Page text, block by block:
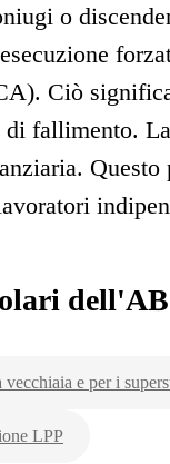
o
Ciò
fallimento.
vecchiaia e per i
LPP